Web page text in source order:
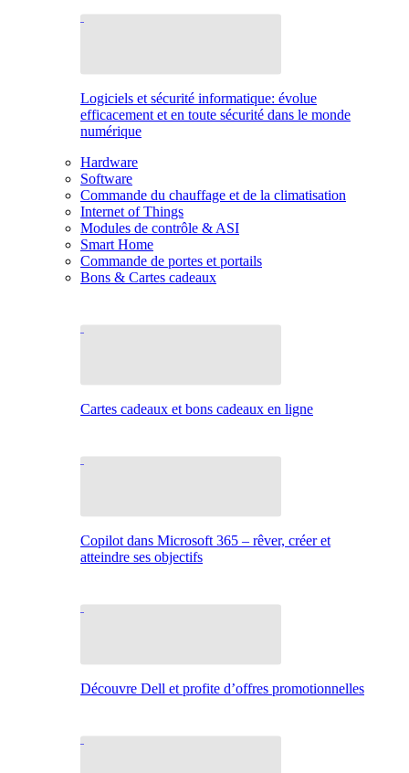
Logiciels et sécurité informatique: évolue
efficacement et en toute sécurité dans le monde
numérique
Hardware
Software
Commande du chauffage et de la climatisation
Internet of Things
Modules de contrôle & ASI
Smart Home
Commande de portes et portails
Bons & Cartes cadeaux
Cartes cadeaux et bons cadeaux en ligne
Copilot dans Microsoft 365 – rêver, créer et
atteindre ses objectifs
Découvre Dell et profite d’offres promotionnelles